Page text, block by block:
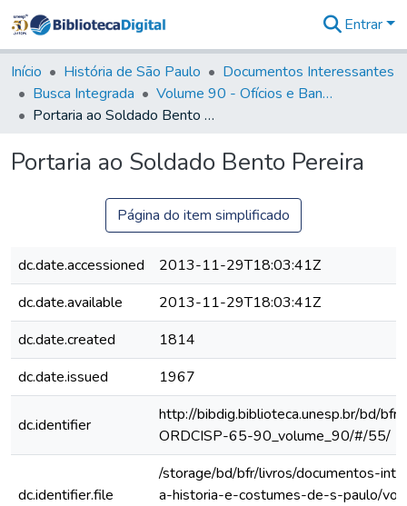
&
Coleções
Tudo na
Biblioteca
Estatísticas
Entrar
Início História de São Paulo
Documentos Interessantes
Busca Integrada
Volume 90 - Ofícios e Bandos do Capitão General, Conde de Palma, aos funcionários da Capitania (1814- 1817)
Portaria ao Soldado Bento Pereira
Portaria ao Soldado Bento Pereira
Página do item simplificado
dc.date.accessioned
2013-11-29T18:03:41Z
dc.date.available
2013-11-29T18:03:41Z
dc.date.created
1814
dc.date.issued
1967
dc.identifier
http://bibdig.biblioteca.unesp.br/bd/
ORDCISP-65-90_volume_90/#/55/
dc.identifier.file
/storage/bd/bfr/livros/documentos-
a-historia-e-costumes-de-s-paulo/